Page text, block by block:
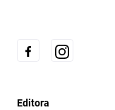
Editora